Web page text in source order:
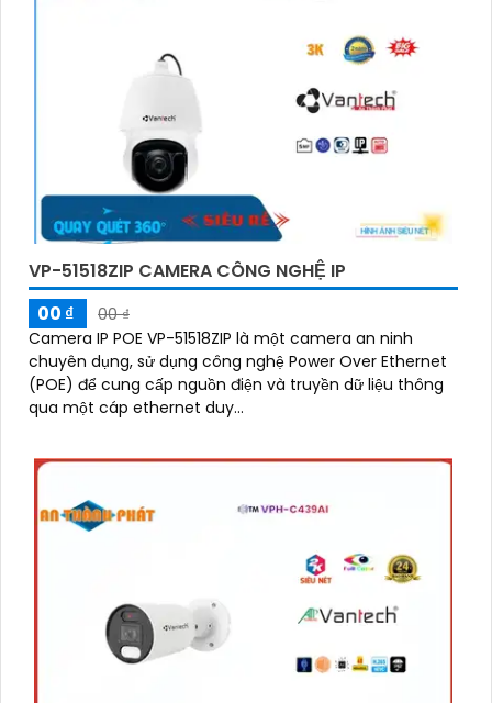
VP-51518ZIP CAMERA CÔNG NGHỆ IP
00 ₫
00 ₫
Camera IP POE VP-51518ZIP là một camera an ninh
chuyên dụng, sử dụng công nghệ Power Over Ethernet
(POE) để cung cấp nguồn điện và truyền dữ liệu thông
qua một cáp ethernet duy...